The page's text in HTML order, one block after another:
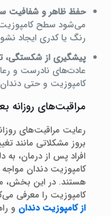
حفظ ظاهر و شفافیت
می‌شود سطح کامپوزیت
رنگ یا کدری ایجاد
پیشگیری از شکستگی،
عادت‌های نادرست و
کامپوزیت و حتی
مراقبت‌های روزانه
رعایت مراقبت‌های
بروز مشکلاتی مانند
افراد پس از درمان،
کامپوزیت دندان
هستند. در این بخش،
کامپوزیت را معرفی
از کامپوزیت دندانو